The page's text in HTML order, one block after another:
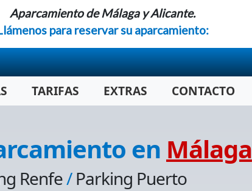
Aparcamiento de Málaga y Alicante.
para reservar su aparcamiento:
TARIFAS EXTRAS CONTACTO
en Málaga
Renfe/Parking Puerto